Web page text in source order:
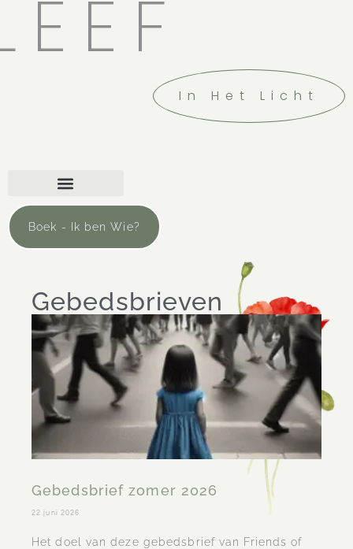
In Het Licht
Boek - Ik ben Wie?
Gebedsbrieven
Gebedsbrief zomer 2026
22 juni 2026
Het doel van deze gebedsbrief van Friends of